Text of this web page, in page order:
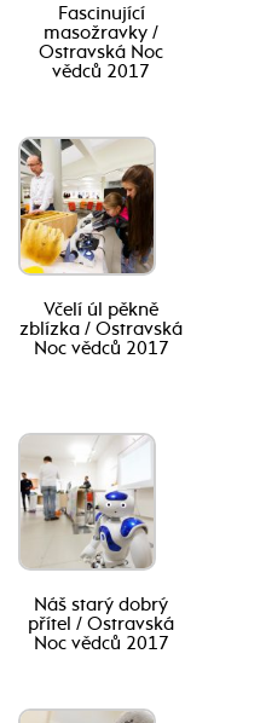
Fascinující
masožravky /
Ostravská Noc
vědců 2017
Včelí úl pěkně
zblízka / Ostravská
Noc vědců 2017
Náš starý dobrý
přítel / Ostravská
Noc vědců 2017